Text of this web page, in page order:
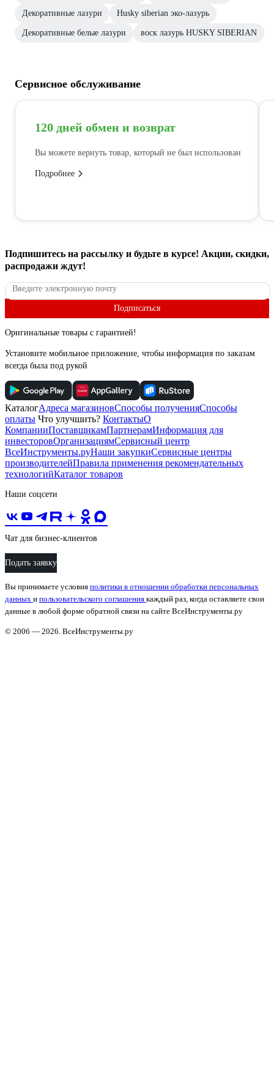
Декоративные лазури Husky siberian эко-лазурь
Декоративные белые лазури воск лазурь HUSKY SIBERIAN
Сервисное обслуживание
120 дней обмен и возврат
Вы можете вернуть товар, который не был использован
Подробнее
Подпишитесь на рассылку и будьте в курсе! Акции, скидки,
распродажи ждут!
Подписаться
Оригинальные товары с гарантией!
Установите мобильное приложение, чтобы информация по заказам
всегда была под рукой
КаталогАдреса магазиновСпособы полученияСпособы
оплаты Что улучшить? КонтактыО
КомпанииПоставщикамПартнерамИнформация для
инвесторовОрганизациямСервисный центр
ВсеИнструменты.руНаши закупкиСервисные центры
производителейПравила применения рекомендательных
технологийКаталог товаров
Наши соцсети
Чат для бизнес-клиентов
Подать заявку
Вы принимаете условия политики в отношении обработки персональных
данных и пользовательского соглашения каждый раз, когда оставляете свои
данные в любой форме обратной связи на сайте ВсеИнструменты.ру
© 2006 — 2026. ВсеИнструменты.ру